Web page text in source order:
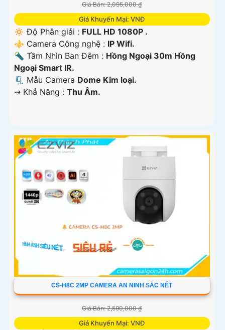
Giá Bán: 2,095,000 ₫
Giá Khuyến Mại: VNĐ
🔅 Độ Phân giải : FULL HD 1080P .
⚜️ Camera Công nghệ : IP Wifi.
🔦 Tầm Nhìn Ban Đêm : Hồng Ngoại 30m Hồng
Ngoại Smart IR.
🗜️ Mẫu Camera Dome Kim loại.
️⇝ Khả Năng : Thu Âm.
CS-H8C 2MP CAMERA AN NINH SẮC NÉT
Giá Bán: 2,590,000 ₫
Giá Khuyến Mại: VNĐ